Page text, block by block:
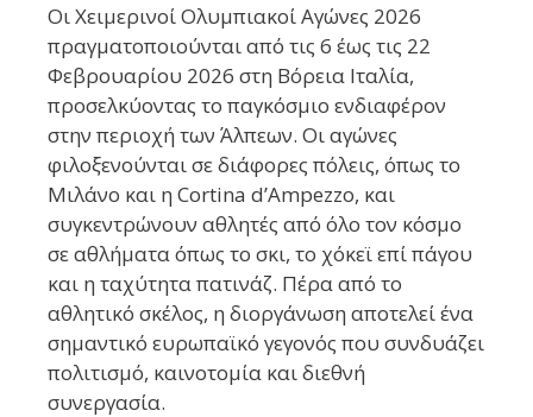
Οι Χειμερινοί Ολυμπιακοί Αγώνες 2026
πραγματοποιούνται από τις 6 έως τις 22
Φεβρουαρίου 2026 στη Βόρεια Ιταλία,
προσελκύοντας το παγκόσμιο ενδιαφέρον
στην περιοχή των Άλπεων. Οι αγώνες
φιλοξενούνται σε διάφορες πόλεις, όπως το
Μιλάνο και η Cortina d’Ampezzo, και
συγκεντρώνουν αθλητές από όλο τον κόσμο
σε αθλήματα όπως το σκι, το χόκεϊ επί πάγου
και η ταχύτητα πατινάζ. Πέρα από το
αθλητικό σκέλος, η διοργάνωση αποτελεί ένα
σημαντικό ευρωπαϊκό γεγονός που συνδυάζει
πολιτισμό, καινοτομία και διεθνή
συνεργασία.